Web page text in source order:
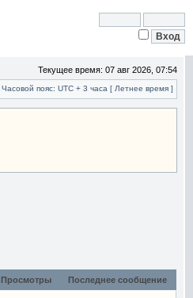
Текущее время: 07 авг 2026, 07:54
Часовой пояс: UTC + 3 часа [ Летнее время ]
Просмотры Последнее сообщение